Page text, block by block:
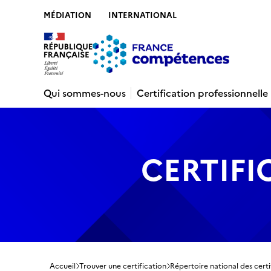
MÉDIATION INTERNATIONAL
Qui sommes-nous
Certification professionnelle
Accueil Trouver une certification Répertoire national des